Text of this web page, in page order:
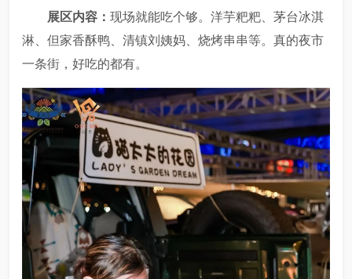
展区内容： 现场就能吃个够。洋芋粑粑、茅台冰淇
淋、但家香酥鸭、清镇刘姨妈、烧烤串串等。真的夜市
一条街，好吃的都有。